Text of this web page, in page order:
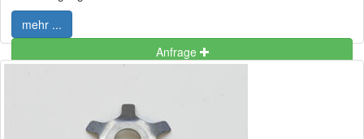
mehr ...
Anfrage